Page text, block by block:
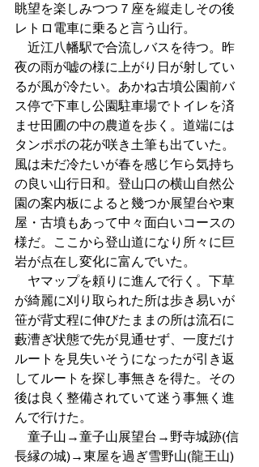
眺望を楽しみつつ７座を縦走しその後
レトロ電車に乗ると言う山行。
近江八幡駅で合流しバスを待つ。昨
夜の雨が嘘の様に上がり日が射してい
るが風が冷たい。あかね古墳公園前バ
ス停で下車し公園駐車場でトイレを済
ませ田圃の中の農道を歩く。道端には
タンポポの花が咲き土筆も出ていた。
風は未だ冷たいが春を感じ乍ら気持ち
の良い山行日和。登山口の横山自然公
園の案内板によると幾つか展望台や東
屋・古墳もあって中々面白いコースの
様だ。ここから登山道になり所々に巨
岩が点在し変化に富んでいた。
ヤマップを頼りに進んで行く。下草
が綺麗に刈り取られた所は歩き易いが
笹が背丈程に伸びたままの所は流石に
藪漕ぎ状態で先が見通せず、一度だけ
ルートを見失いそうになったが引き返
してルートを探し事無きを得た。その
後は良く整備されていて迷う事無く進
んで行けた。
童子山→童子山展望台→野寺城跡(信
長縁の城)→東屋を過ぎ雪野山(龍王山)